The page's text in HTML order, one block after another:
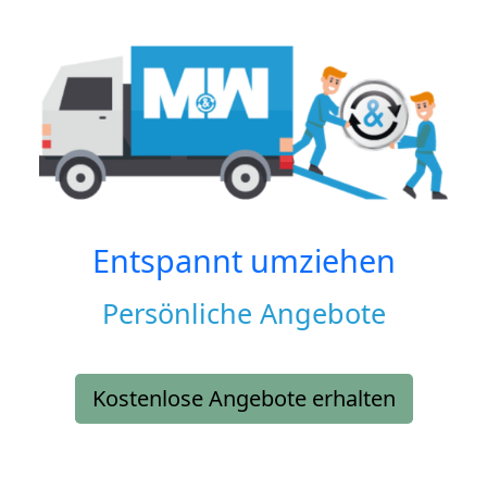
Entspannt umziehen
Persönliche Angebote
Kostenlose Angebote erhalten